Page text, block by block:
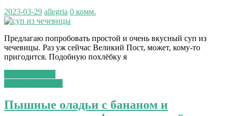
2023-03-29 allegria 0 комм.
Предлагаю попробовать простой и очень вкусный суп из
чечевицы. Раз уж сейчас Великий Пост, может, кому-то
пригодится. Подобную похлёбку я
Пышные оладьи с бананом и